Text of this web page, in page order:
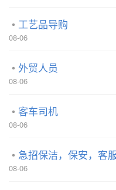
工艺品导购
08-06
外贸人员
08-06
客车司机
08-06
急招保洁，保安，客
08-06